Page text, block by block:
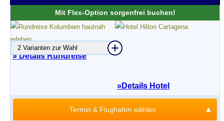
Mit Flex-Option sorgenfrei buchen!
» Details Rundreise
2 Varianten zur Wahl
»Details Hotel
Termin & Flughafen wählen